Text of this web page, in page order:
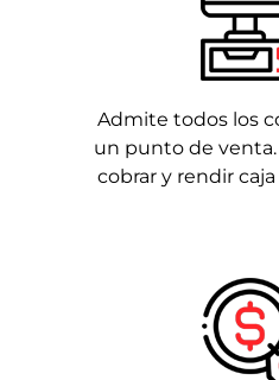
Admite todos los
un punto de
cobrar y rendir